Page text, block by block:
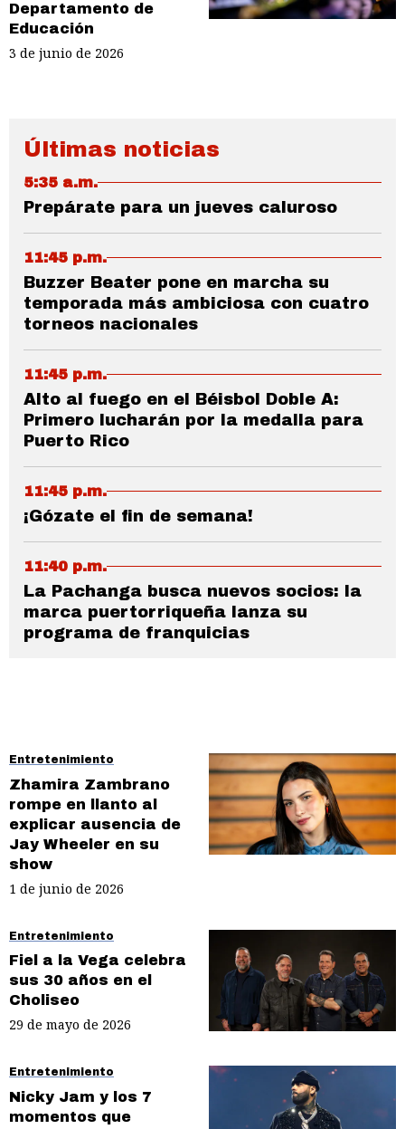
Departamento de
Educación
3 de junio de 2026
Últimas noticias
5:35 a.m.
Prepárate para un jueves caluroso
11:45 p.m.
Buzzer Beater pone en marcha su
temporada más ambiciosa con cuatro
torneos nacionales
11:45 p.m.
Alto al fuego en el Béisbol Doble A:
Primero lucharán por la medalla para
Puerto Rico
11:45 p.m.
¡Gózate el fin de semana!
11:40 p.m.
La Pachanga busca nuevos socios: la
marca puertorriqueña lanza su
programa de franquicias
Entretenimiento
Zhamira Zambrano
rompe en llanto al
explicar ausencia de
Jay Wheeler en su
show
1 de junio de 2026
Entretenimiento
Fiel a la Vega celebra
sus 30 años en el
Choliseo
29 de mayo de 2026
Entretenimiento
Nicky Jam y los 7
momentos que